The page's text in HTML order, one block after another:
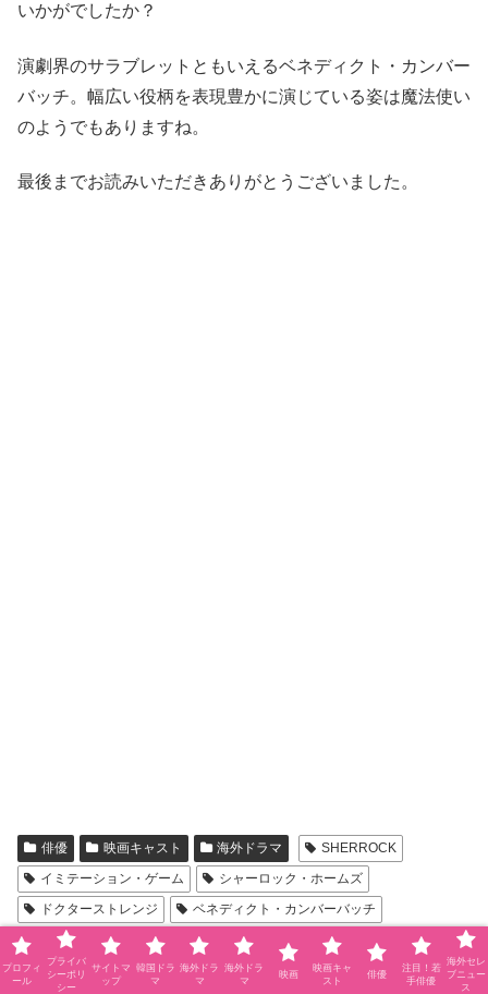
いかがでしたか？
演劇界のサラブレットともいえるベネディクト・カンバー
バッチ。幅広い役柄を表現豊かに演じている姿は魔法使い
のようでもありますね。
最後までお読みいただきありがとうございました。
俳優 映画キャスト 海外ドラマ
SHERROCK
イミテーション・ゲーム
シャーロック・ホームズ
ドクターストレンジ
ベネディクト・カンバーバッチ
シェアする
プロフィ
ール
プライバ
シーポリ
シー
サイトマ
ップ
韓国ドラ
マ
海外ドラ
マ
海外ドラ
マ
映画
映画キャ
スト
俳優
注目！若
手俳優
海外セレ
ブニュー
ス